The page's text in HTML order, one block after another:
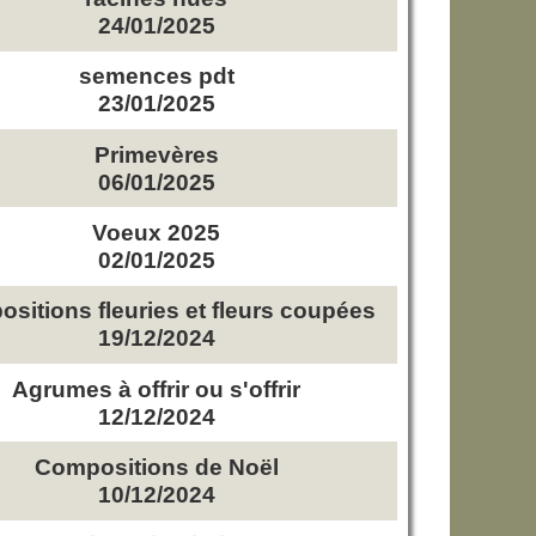
24/01/2025
semences pdt
23/01/2025
Primevères
06/01/2025
Voeux 2025
02/01/2025
fleuries et fleurs coupées
19/12/2024
Agrumes à offrir ou s'offrir
12/12/2024
Compositions de Noël
10/12/2024